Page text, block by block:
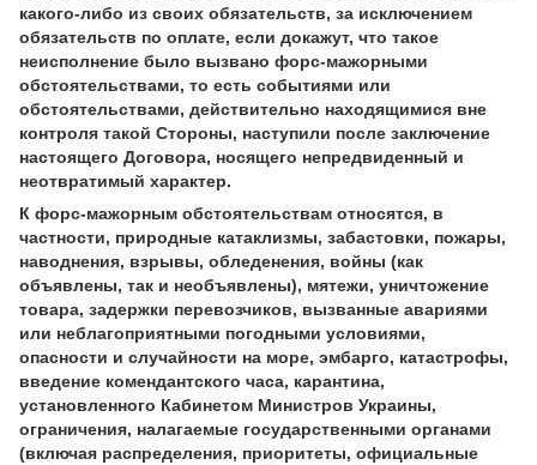
какого-либо из своих обязательств, за исключением
обязательств по оплате, если докажут, что такое
неисполнение было вызвано форс-мажорными
обстоятельствами, то есть событиями или
обстоятельствами, действительно находящимися вне
контроля такой Стороны, наступили после заключение
настоящего Договора, носящего непредвиденный и
неотвратимый характер.
К форс-мажорным обстоятельствам относятся, в
частности, природные катаклизмы, забастовки, пожары,
наводнения, взрывы, обледенения, войны (как
объявлены, так и необъявлены), мятежи, уничтожение
товара, задержки перевозчиков, вызванные авариями
или неблагоприятными погодными условиями,
опасности и случайности на море, эмбарго, катастрофы,
введение комендантского часа, карантина,
установленного Кабинетом Министров Украины,
ограничения, налагаемые государственными органами
(включая распределения, приоритеты, официальные